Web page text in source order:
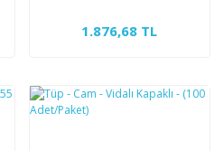
1.876,68 TL